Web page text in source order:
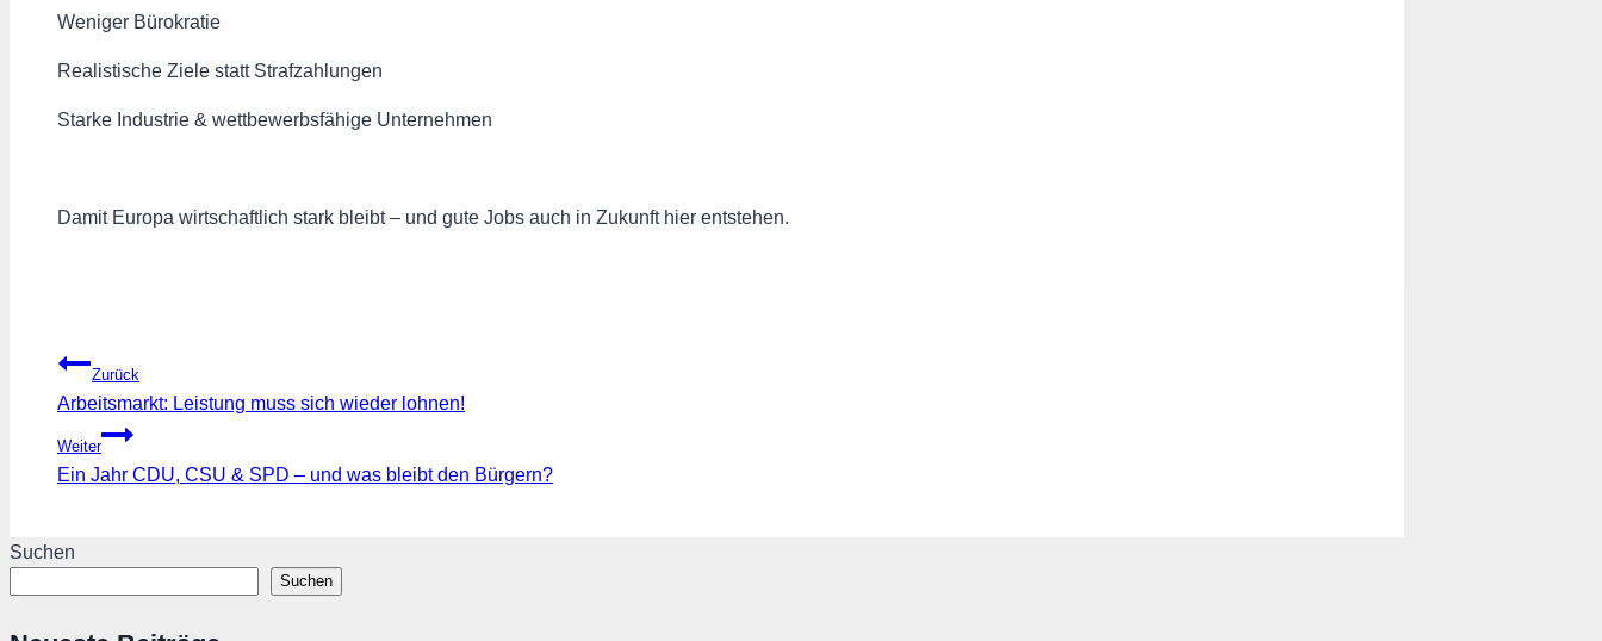
Weniger Bürokratie
Realistische Ziele statt Strafzahlungen
Starke Industrie & wettbewerbsfähige Unternehmen
Damit Europa wirtschaftlich stark bleibt – und gute Jobs auch in Zukunft hier entstehen.
Beitragsnavigation
Zurück
Arbeitsmarkt: Leistung muss sich wieder lohnen!
Weiter
Ein Jahr CDU, CSU & SPD – und was bleibt den Bürgern?
Suchen
Suchen